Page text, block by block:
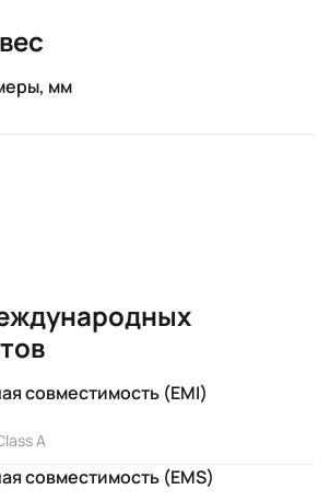
мм
совместимость (EMI)
A
совместимость (EMS)